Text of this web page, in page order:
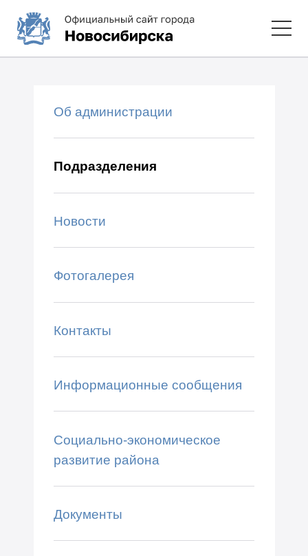
Об администрации
Подразделения
Новости
Фотогалерея
Контакты
Информационные сообщения
Социально-экономическое
развитие района
Документы